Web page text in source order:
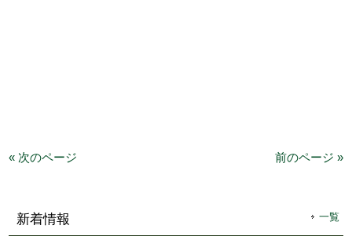
« 次のページ 前のページ »
新着情報 一覧